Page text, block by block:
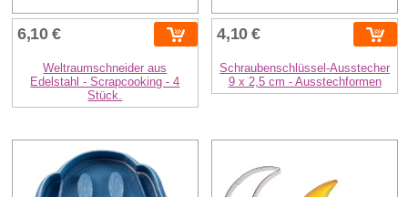
6,10 €
Weltraumschneider aus
Edelstahl - Scrapcooking - 4
Stück.
4,10 €
Schraubenschlüssel-Ausstecher
9 x 2,5 cm - Ausstechformen